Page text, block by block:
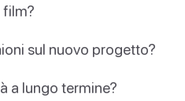
film?
sul nuovo progetto?
a lungo termine?